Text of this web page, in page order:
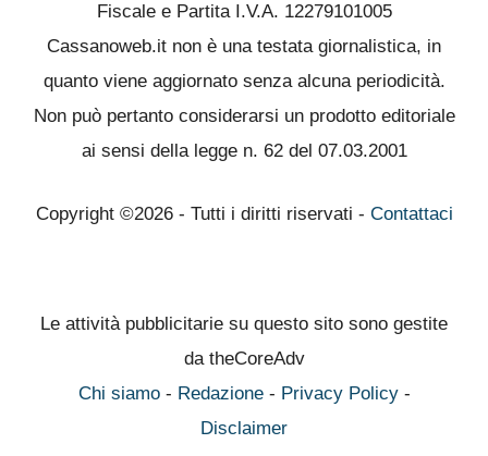
Fiscale e Partita I.V.A. 12279101005
Cassanoweb.it non è una testata giornalistica, in
quanto viene aggiornato senza alcuna periodicità.
Non può pertanto considerarsi un prodotto editoriale
ai sensi della legge n. 62 del 07.03.2001
Copyright ©2026 - Tutti i diritti riservati - Contattaci
Le attività pubblicitarie su questo sito sono gestite
da theCoreAdv
Chi siamo- Redazione- Privacy Policy-
Disclaimer